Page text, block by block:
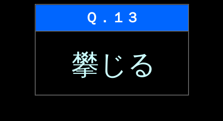
Ｑ．１３
攀じる